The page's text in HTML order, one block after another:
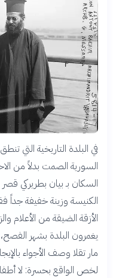
في البلدة التاريخية التي
السكان بـ بيان بطريركي
الكنيسة وزينة خفيفة
الأزقة الضيقة من الأعلام
يغمرون البلدة بشهر
مار تقلا وصف الأجواء
لخص الواقع بحسرة: لا